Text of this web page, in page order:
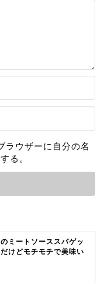
ラウザーに自分の名
る。
ミートソーススパゲッ
けどモチモチで美味い